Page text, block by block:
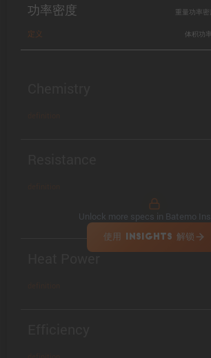
功率密度
定义
重量功率密
体积功
Heat Power
Unlock more specs in Batemo
使用 INSIGHTS 解锁